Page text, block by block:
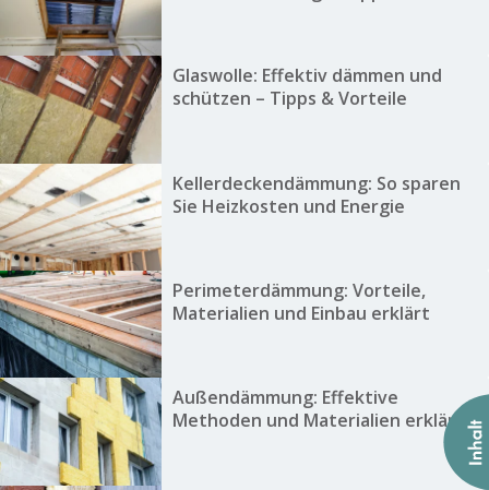
Glaswolle: Effektiv dämmen und
schützen – Tipps & Vorteile
Kellerdeckendämmung: So sparen
Sie Heizkosten und Energie
Perimeterdämmung: Vorteile,
Materialien und Einbau erklärt
Außendämmung: Effektive
Methoden und Materialien erklärt